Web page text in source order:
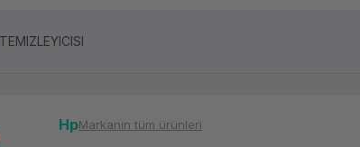
HpMarkanın tüm ürünleri